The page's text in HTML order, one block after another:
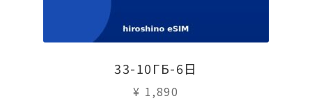
33-10ГБ-6日
¥ 1,890